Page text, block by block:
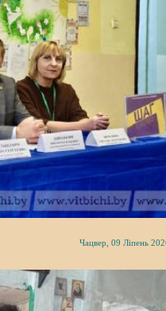
Чацвер, 09 Ліпень